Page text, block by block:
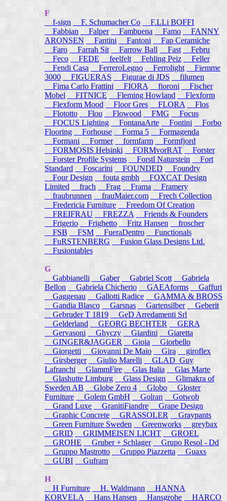
F
f-sign
F. Schumacher Co
F.LLi BOFFI
Fabbian
Falper Fambuena Famo
FANNY
ARONSEN
Fantini Fantoni
Fap Ceramiche
Faro
Farrah Sit Farrow Ball Fast
Febru
Feco
FEDE feelfelt Fehling Peiz
Feller
Fendi Casa
FerreroLegno Ferrolight
Fiemme
3000
FIGUERAS Figurae di JDS
filumen
Fima Carlo Frattini
FIORA fioroni
Fischer
Mobel
FITNICE Fleming Howland
Flexform
Flexform Mood
Floor Gres FLORA
Flos
Flototto
Flou Flowood FMG
Focus
FOCUS Lighting
FontanaArte Fontini
Forbo
Flooring
Forhouse Forma 5
Formagenda
Formani
Former formfarm
Formfjord
FORMOSIS Helsinki
FORMvorRAT
Forster
Forster Profile Systems
Forstl Naturstein
Fort
Standard
Foscarini FOUNDED
Foundry
Four Design
fouta gmbh
FOXCAT Design
Limited
frach Frag Frama
Framery
fraubrunnen
frauMaier.com
Frech Collection
Fredericia Furniture
Freedom Of Creation
FREIFRAU
FREZZA
Friends & Founders
Frigerio
Frighetto Fritz Hansen
froscher
FSB
FSM FueraDentro
Functionals
FuRSTENBERG
Fusion Glass Designs Ltd.
Fusiontables
G
Gabbianelli
Gaber Gabriel Scott
Gabriela
Bellon
Gabriela Chicherio GAEAforms
Gaffuri
Gaggenau
Gallotti Radice
GAMMA & BROSS
Gandia Blasco
Garsnas Gartensilber
Geberit
Gebruder T 1819
GeD Arredamenti Srl
Gelderland
GEORG BECHTER
GERA
Gervasoni
Ghyczy Giardini
Giaretta
GINGER&JAGGER
Gioia
Giorbello
Giorgetti
Giovanni De Maio Gira
giroflex
Girsberger
Giulio Marelli
GLAD_Guy
Lafranchi
GlammFire Glas Italia
Glas Marte
Glashutte Limburg
Glass Design
Glimakra of
Sweden AB
Globe Zero 4 Globo
Gloster
Furniture
Golem GmbH Golran
Gotwob
Grand Luxe
GranitiFiandre
Grape Design
Graphic Concrete
GRASSOLER
Graypants
Green Furniture Sweden
Greenworks
greybax
GRID
GRIMMEISEN LICHT
GROEL
GROHE
Gruber + Schlager
Grupo Resol - Dd
Gruppo Mastrotto
Gruppo Piazzetta
Guaxs
GUBI
Gufram
H
H Furniture
H. Waldmann
HANNA
KORVELA
Hans Hansen Hansgrohe HARCO